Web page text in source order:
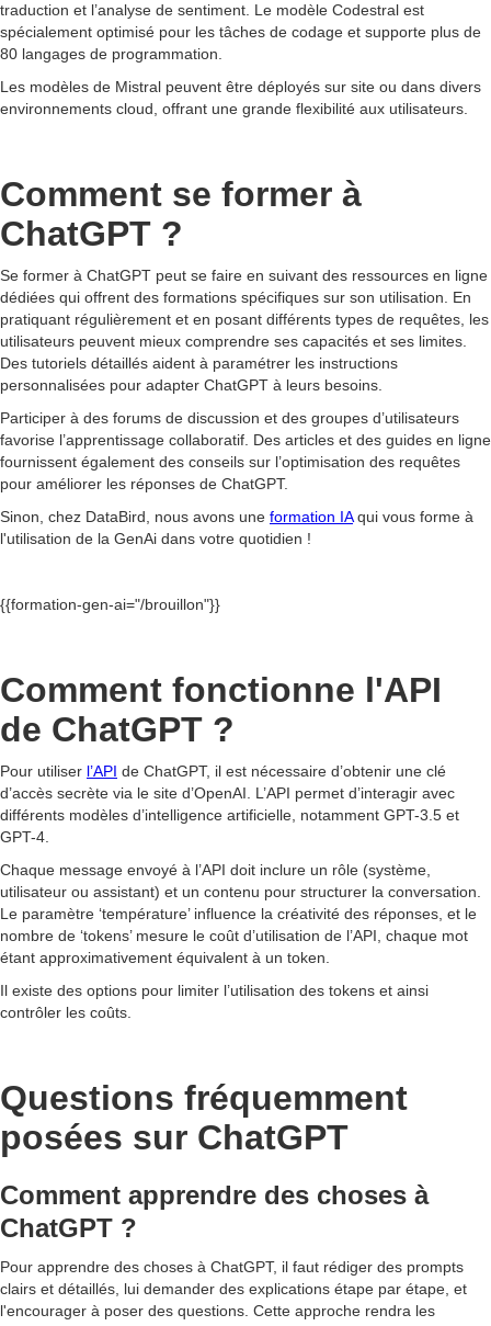
traduction et l’analyse de sentiment. Le modèle Codestral est
spécialement optimisé pour les tâches de codage et supporte plus de
80 langages de programmation.
Les modèles de Mistral peuvent être déployés sur site ou dans divers
environnements cloud, offrant une grande flexibilité aux utilisateurs.
Comment se former à
ChatGPT ?
Se former à ChatGPT peut se faire en suivant des ressources en ligne
dédiées qui offrent des formations spécifiques sur son utilisation. En
pratiquant régulièrement et en posant différents types de requêtes, les
utilisateurs peuvent mieux comprendre ses capacités et ses limites.
Des tutoriels détaillés aident à paramétrer les instructions
personnalisées pour adapter ChatGPT à leurs besoins.
Participer à des forums de discussion et des groupes d’utilisateurs
favorise l’apprentissage collaboratif. Des articles et des guides en ligne
fournissent également des conseils sur l’optimisation des requêtes
pour améliorer les réponses de ChatGPT.
Sinon, chez DataBird, nous avons une formation IAqui vous forme à
l'utilisation de la GenAi dans votre quotidien !
{{formation-gen-ai="/brouillon"}}
Comment fonctionne l'API
de ChatGPT ?
Pour utiliser l’API de ChatGPT, il est nécessaire d’obtenir une clé
d’accès secrète via le site d’OpenAI. L’API permet d’interagir avec
différents modèles d’intelligence artificielle, notamment GPT-3.5 et
GPT-4.
Chaque message envoyé à l’API doit inclure un rôle (système,
utilisateur ou assistant) et un contenu pour structurer la conversation.
Le paramètre ‘température’ influence la créativité des réponses, et le
nombre de ‘tokens’ mesure le coût d’utilisation de l’API, chaque mot
étant approximativement équivalent à un token.
Il existe des options pour limiter l’utilisation des tokens et ainsi
contrôler les coûts.
Questions fréquemment
posées sur ChatGPT
Comment apprendre des choses à
ChatGPT ?
Pour apprendre des choses à ChatGPT, il faut rédiger des prompts
clairs et détaillés, lui demander des explications étape par étape, et
l'encourager à poser des questions. Cette approche rendra les